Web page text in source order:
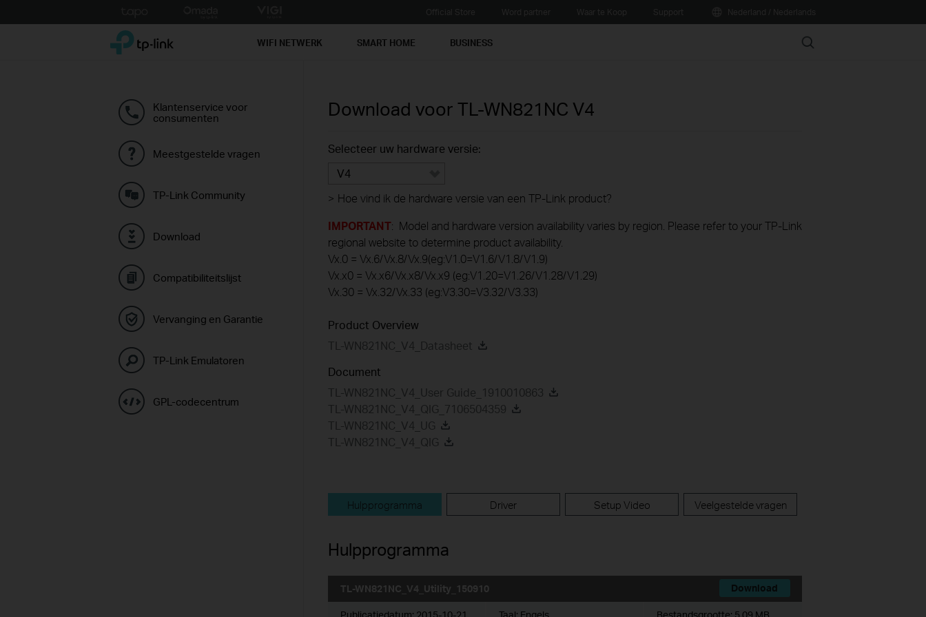
to
TP-Link, Reliably Smart WIFI NETWERK SMART HOME BUSINESS Search
Klantenservice voor
consumenten
Meestgestelde vragen
TP-Link Community
Download
Compatibiliteitslijst
Vervanging en Garantie
TP-Link Emulatoren
GPL-codecentrum
Download voor TL-WN821NC V4
Selecteer uw hardware versie:
V4
> Hoe vind ik de hardware versie van een TP-Link product?
IMPORTANT: Model and hardware version availability varies by region. Please refer to your TP-Link
regional website to determine product availability.
Vx.0 = Vx.6/Vx.8/Vx.9(eg:V1.0=V1.6/V1.8/V1.9)
Vx.x0 = Vx.x6/Vx.x8/Vx.x9 (eg:V1.20=V1.26/V1.28/V1.29)
Vx.30 = Vx.32/Vx.33 (eg:V3.30=V3.32/V3.33)
Product Overview
TL-WN821NC_V4_Datasheet
Document
TL-WN821NC_V4_User Guide_1910010863
TL-WN821NC_V4_QIG_7106504359
TL-WN821NC_V4_UG
TL-WN821NC_V4_QIG
Hulpprogramma Driver Setup Video Veelgestelde vragen
Hulpprogramma
TL-WN821NC_V4_Utility_150910 Download
Publicatiedatum: 2015-10-21 Taal: Engels Bestandsgrootte: 5.09 MB